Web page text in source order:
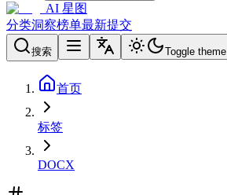
AI 星图
分类洞察榜单最新提交
搜索 Toggle theme
首页
标签
DOCX